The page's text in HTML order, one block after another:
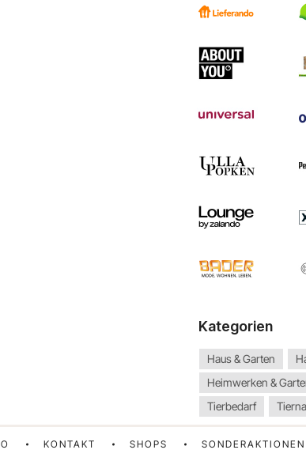
Kategorien
Haus & Garten
Heimwerken &
Tierbedarf
KONTAKT SHOPS SONDERAKTIONEN